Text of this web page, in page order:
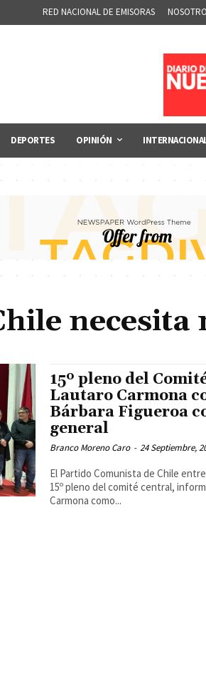
RED NACIONAL DE EMISORAS
DEPORTES OPINIÓN
necesita
15º pleno del
Lautaro Carmona
Bárbara Figueroa
general
Branco Moreno Caro - 24 Septiembre,
El Partido Comunista de Chile
15º pleno del comité central,
Carmona como...